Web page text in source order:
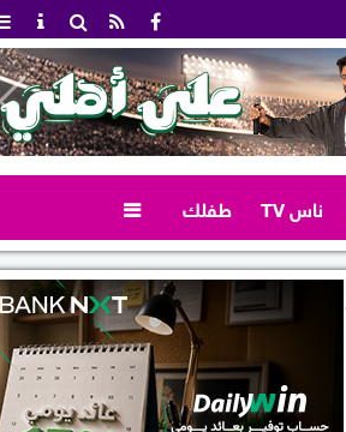
ناس TV طفلك 